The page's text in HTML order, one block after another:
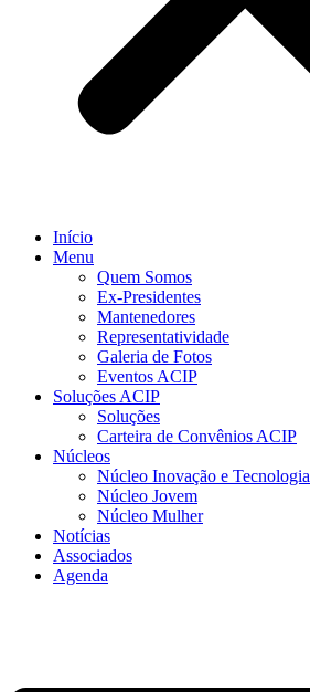
Início
Menu
Quem Somos
Ex-Presidentes
Mantenedores
Representatividade
Galeria de Fotos
Eventos ACIP
Soluções ACIP
Soluções
Carteira de Convênios ACIP
Núcleos
Núcleo Inovação e Tecnologia
Núcleo Jovem
Núcleo Mulher
Notícias
Associados
Agenda